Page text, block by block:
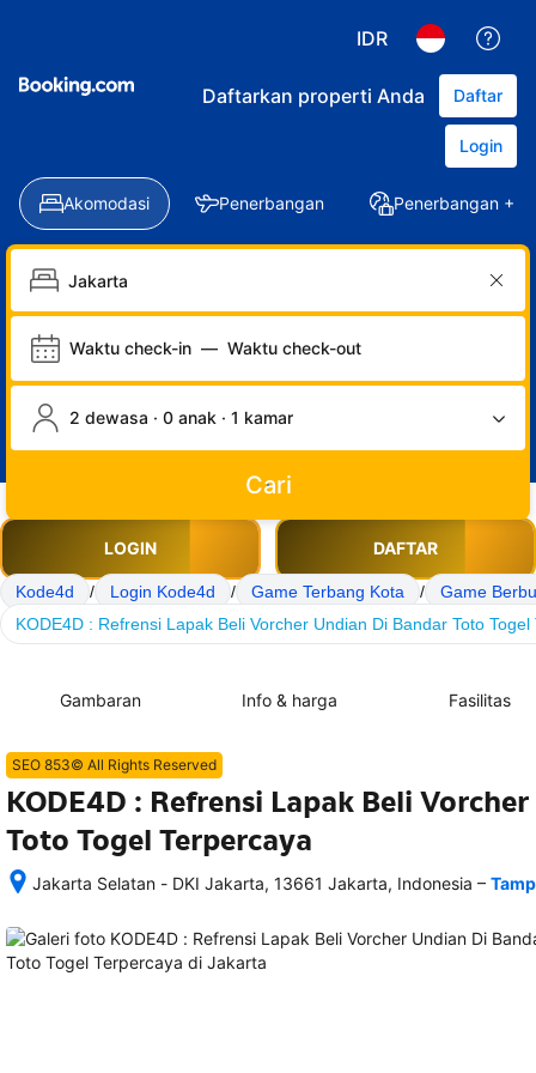
IDR
Daftarkan properti Anda Daftar
Login
Akomodasi Penerbangan Penerbangan +
Waktu check-in — Waktu check-out
2 dewasa · 0 anak · 1 kamar
Cari
LOGIN DAFTAR
Kode4d / Login Kode4d / Game Terbang Kota /
Game
KODE4D : Refrensi Lapak Beli Vorcher Undian Di Bandar Toto Togel
Gambaran Info & harga Fasilitas
SEO 853© All Rights Reserved
KODE4D : Refrensi Lapak Beli
Toto Togel Terpercaya
Jakarta Selatan - DKI Jakarta, 13661 Jakarta, Indonesia
memesan,
semua
rincian
–